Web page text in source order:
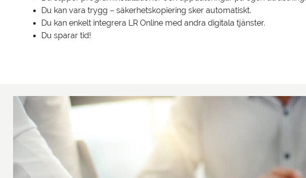
Du kan vara trygg – säkerhetskopiering sker automatiskt.
Du kan enkelt integrera LR Online med andra digitala tjänster.
Du sparar tid!